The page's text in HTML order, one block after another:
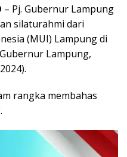
– Pj. Gubernur Lampung
silaturahmi dari
(MUI) Lampung di
Lampung,
rangka membahas